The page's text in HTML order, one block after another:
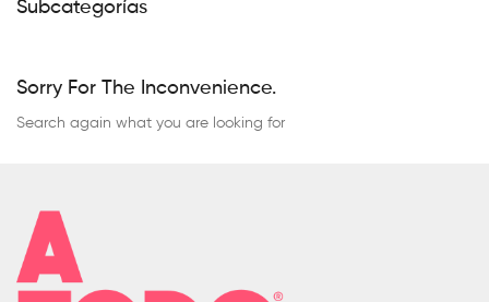
Subcategorías
Sorry For The Inconvenience.
Search again what you are looking for